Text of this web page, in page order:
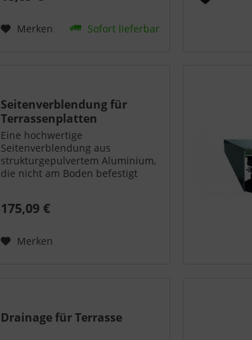
Merken Sofort lieferbar
Seitenverblendung für
Terrassenplatten
Eine hochwertige
Seitenverblendung aus
strukturgepulvertem Aluminium,
die nicht am Boden befestigt
Bodenunebenheiten ausgleichen.
Vorteile: Kantenschutz...
175,09 €
Merken
Drainage für Terrasse